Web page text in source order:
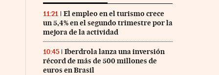
11:21
El empleo en el turismo crece
un 5,4% en el segundo trimestre por la
mejora de la actividad
10:45
Iberdrola lanza una inversión
récord de más de 500 millones de
euros en Brasil